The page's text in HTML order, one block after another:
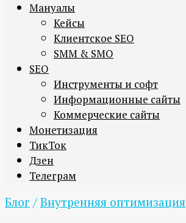
Мануалы
Кейсы
Клиентское SEO
SMM & SMO
SEO
Инструменты и софт
Информационные сайты
Коммерческие сайты
Монетизация
ТикТок
Дзен
Телеграм
Блог / Внутренняя оптимизация